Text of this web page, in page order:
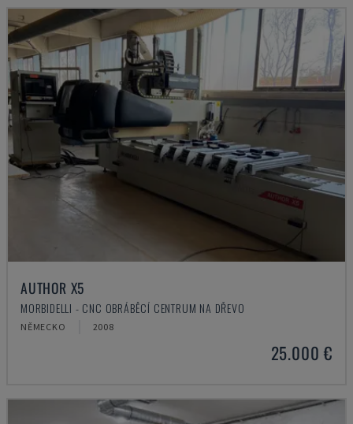
AUTHOR X5
MORBIDELLI - CNC OBRÁBĚCÍ CENTRUM NA DŘEVO
NĚMECKO 2008
25.000 €